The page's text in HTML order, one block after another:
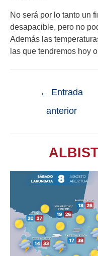
No será por lo tanto un
desapacible, pero no
Además las
las que tendremos hoy
← Entrada
anterior